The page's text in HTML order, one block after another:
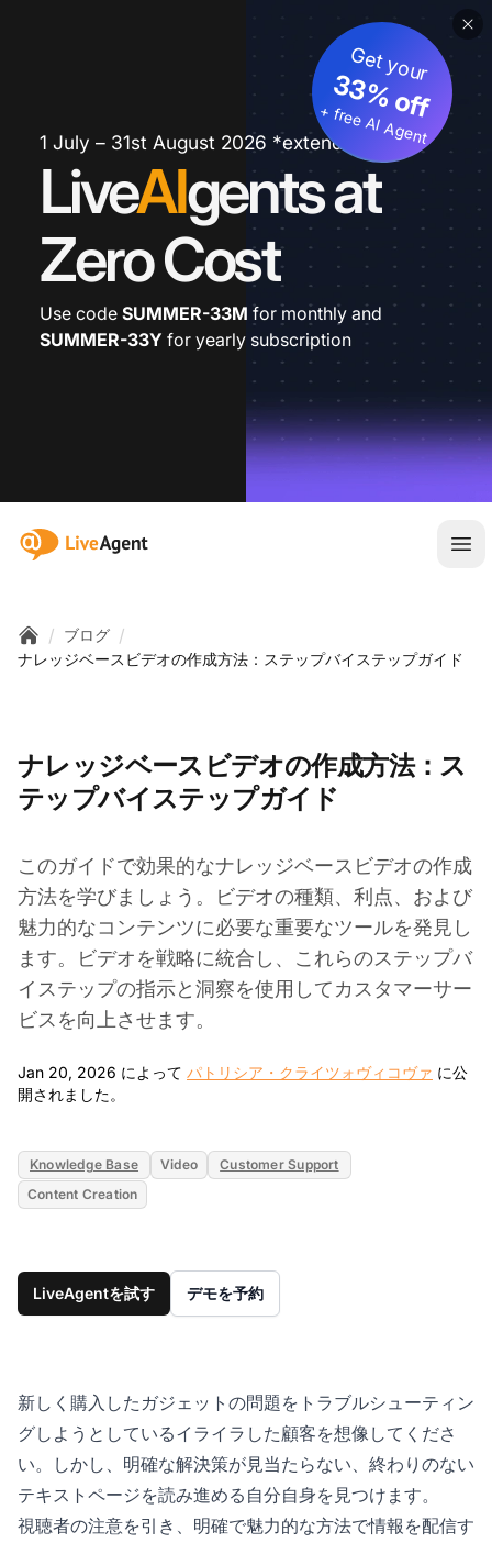
1 July – 31st August 2026 *extended
LiveAIgents at
Zero Cost
Get your
33% off
+ free AI Agent
Use code SUMMER-33M for monthly and
SUMMER-33Y for yearly subscription
:site.title
メ
Home
/ ブログ /
ナレッジベースビデオの作成方法：ステップバイステップガイド
ナレッジベースビデオの作成方法：ス
テップバイステップガイド
このガイドで効果的なナレッジベースビデオの作成
方法を学びましょう。ビデオの種類、利点、および
魅力的なコンテンツに必要な重要なツールを発見し
ます。ビデオを戦略に統合し、これらのステップバ
イステップの指示と洞察を使用してカスタマーサー
ビスを向上させます。
Jan 20, 2026 によって パトリシア・クライツォヴィコヴァ に公
開されました。
Knowledge Base Video
Customer Support
Content Creation
LiveAgentを試す デモを予約
新しく購入したガジェットの問題をトラブルシューティン
グしようとしているイライラした顧客を想像してくださ
い。しかし、明確な解決策が見当たらない、終わりのない
テキストページを読み進める自分自身を見つけます。
視聴者の注意を引き、明確で魅力的な方法で情報を配信す